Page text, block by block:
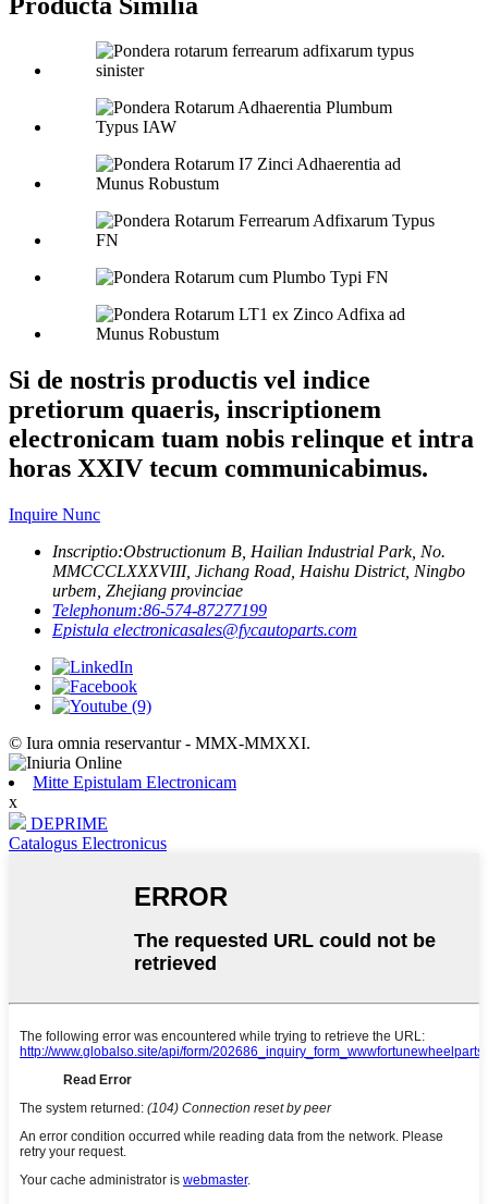
Si de nostris productis vel indice
pretiorum quaeris, inscriptionem
electronicam tuam nobis relinque et intra
horas XXIV tecum communicabimus.
Inquire Nunc
Inscriptio:Obstructionum B, Hailian Industrial Park, No.
MMCCCLXXXVIII, Jichang Road, Haishu District, Ningbo
urbem, Zhejiang provinciae
Telephonum:86-574-87277199
Epistula electronicasales@fycautoparts.com
© Iura omnia reservantur - MMX-MMXXI.
Mitte Epistulam Electronicam
x
DEPRIME
Catalogus Electronicus